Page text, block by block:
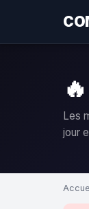
Les
jour